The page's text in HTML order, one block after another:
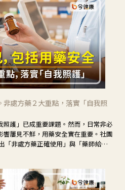
處方藥２大重點，落實「自我照
照護」已成重要課題。然而，日常非必
屢見不鮮，用藥安全實在重要。社團
「非處方藥正確使用」與「藥師給